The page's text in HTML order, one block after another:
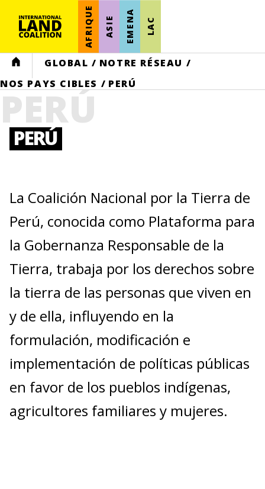
AFRIQUE ASIE EMENA LAC
HOME GLOBAL / NOTRE RÉSEAU /
NOS PAYS CIBLES / PERÚ
PERÚ
PERÚ
La Coalición Nacional por la Tierra de
Perú, conocida como Plataforma para
la Gobernanza Responsable de la
Tierra, trabaja por los derechos sobre
la tierra de las personas que viven en
y de ella, influyendo en la
formulación, modificación e
implementación de políticas públicas
en favor de los pueblos indígenas,
agricultores familiares y mujeres.